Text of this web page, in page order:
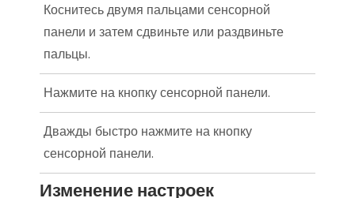
Коснитесь двумя пальцами сенсорной
панели и затем сдвиньте или раздвиньте
пальцы.
Нажмите на кнопку сенсорной панели.
Дважды быстро нажмите на кнопку
сенсорной панели.
Изменение настроек